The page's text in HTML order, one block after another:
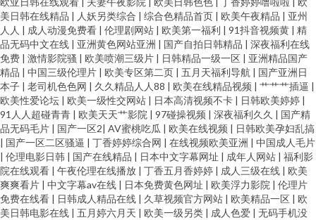
美日韩在线精品 | 人妖另类综合 | 综合色精品首页 | 欧美午夜精品 | 亚州
人人 | 成人动漫免费看 | 伦理剧网站 | 欧美第一福利 | 91抖音视频黄 | 精
品无码中文在线 | 亚洲黄色网站亚洲 | 国产自拍日韩精品 | 深夜福利在线
免费 | 激情影院骚 | 欧美喷潮三级片 | 日韩精品一级一区 | 亚洲精品国产
精品 | 中国三级伦理片 | 欧美专区第二页 | 五月天福利导航 | 国产亚洲日
本子 | 老司机色色网 | 久久精品人人88 | 欧美在线精品视频 | 艹艹艹插逼 |
欧美性爱论坛 | 欧美一级性交网站 | 日本高清视频不卡 | 日韩欧美婷婷 |
91人人超碰青青 | 欧美天天艹影院 | 97碰操视频 | 深夜福利久久 | 国产精
品无码毛片 | 国产一区2| AV蜜桃吃瓜 | 欧美在线视频 | 日韩欧美孕妇乱搞
| 国产一区二区骚逼 | 丁香婷婷综合网 | 在线视频欧美亚洲 | 中国成人毛片
| 伦理电影日韩 | 国产在线精品 | 日本中文字幕网址 | 成年人网站 | 福利影
院在线观看 | 午夜伦理在线播放 | 丁香五月香婷婷 | 成人三级在线 | 欧美
爽爽看片 | 中文字幕av在线 | 日本免费黄色网址 | 欧美浮力影院 | 伦理片
免费在线看 | 日韩成人精品在线 | 久草视频官方网站 | 欧美精品一区 | 欧
美日韩电影在线 | 五月婷六月天 | 欧美一级另类 | 成人色爱 | 无码手机没